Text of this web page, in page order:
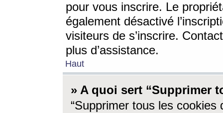
pour vous inscrire. Le
également désactivé
visiteurs de s’inscrire.
plus d’assistance.
Haut
» A quoi sert “Supprimer
“Supprimer tous les cookies